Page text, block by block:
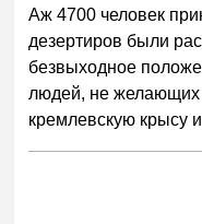
Аж 4700 человек
дезертиров были
безвыходное
людей, не желающих
кремлевскую крысу